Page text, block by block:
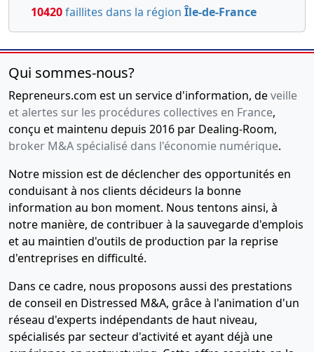
10420faillites dans la région Île-de-France
Qui sommes-nous?
Repreneurs.com est un service d'information, deveille
et alertes sur les procédures collectives en France,
conçu et maintenu depuis 2016 par Dealing-Room,
broker M&A spécialisé dans l'économie numérique.
Notre mission est de déclencher des opportunités en
conduisant à nos clients décideurs la bonne
information au bon moment. Nous tentons ainsi, à
notre manière, de contribuer à la sauvegarde d'emplois
et au maintien d'outils de production par la reprise
d'entreprises en difficulté.
Dans ce cadre, nous proposons aussi des prestations
de conseil en Distressed M&A, grâce à l'animation d'un
réseau d'experts indépendants de haut niveau,
spécialisés par secteur d'activité et ayant déjà une